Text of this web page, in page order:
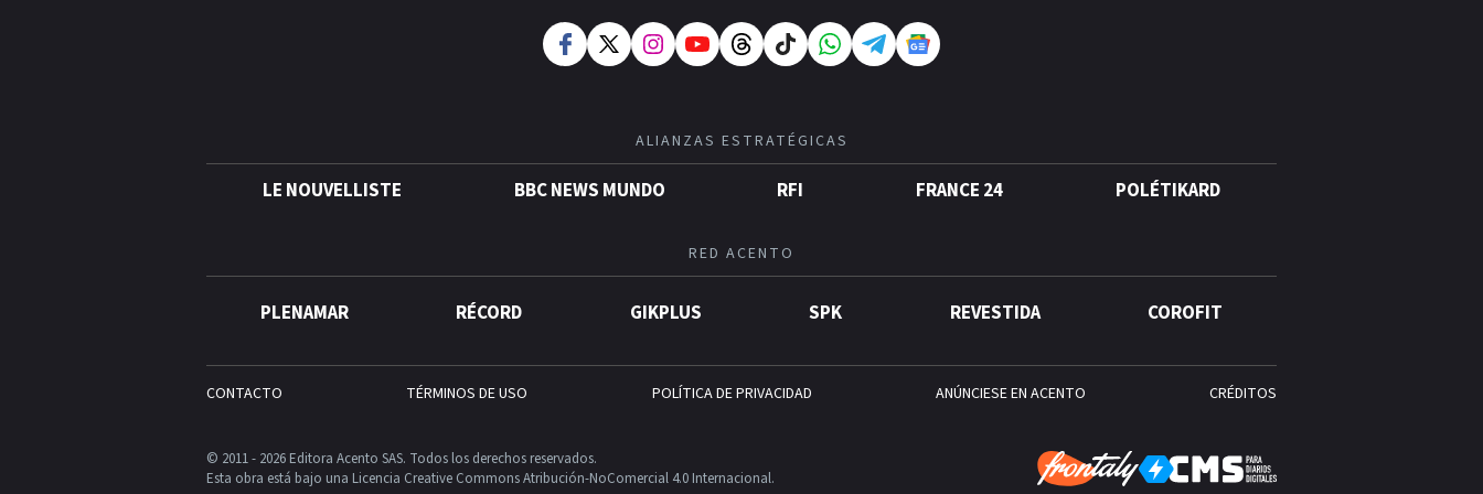
ALIANZAS ESTRATÉGICAS
LE NOUVELLISTE BBC NEWS MUNDO RFI FRANCE 24 POLÉTIKARD
RED ACENTO
PLENAMAR RÉCORD GIKPLUS SPK REVESTIDA COROFIT
CONTACTO TÉRMINOS DE USO POLÍTICA DE PRIVACIDAD ANÚNCIESE EN ACENTO CRÉDITOS
© 2011 - 2026 Editora Acento SAS. Todos los derechos reservados.
Esta obra está bajo una Licencia Creative Commons Atribución-NoComercial 4.0 Internacional.